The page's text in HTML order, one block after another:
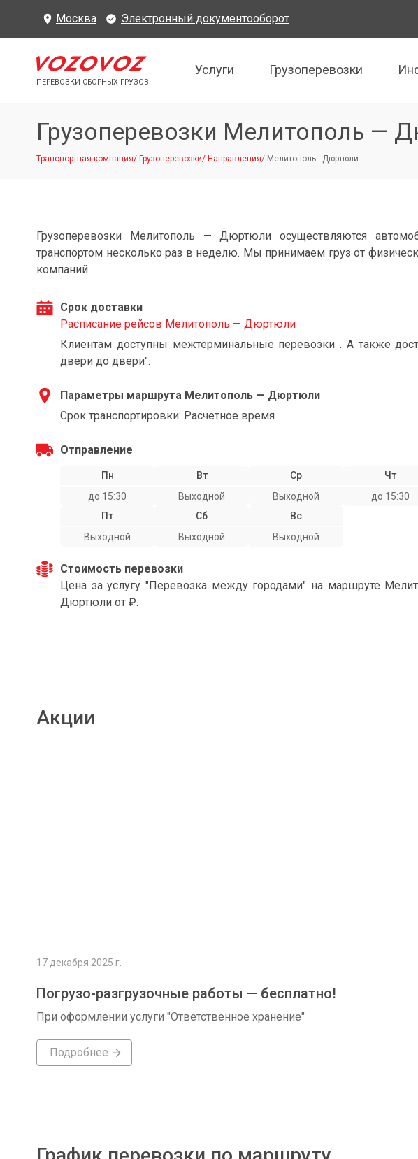
Москва Электронный документооборот
ПЕРЕВОЗКИ СБОРНЫХ ГРУЗОВ
Услуги Грузоперевозки
Грузоперевозки Мелитополь —
Транспортная компания/ Грузоперевозки/ Направления/ Мелитополь - Дюртюли
Грузоперевозки Мелитополь — Дюртюли осуществляются
транспортом несколько раз в неделю. Мы принимаем груз от
компаний.
Срок доставки
Расписание рейсов Мелитополь — Дюртюли
Клиентам доступны межтерминальные перевозки . А также
двери до двери".
Параметры маршрута Мелитополь — Дюртюли
Срок транспортировки: Расчетное время
Отправление
Пн
до 15:30
Вт
Выходной
Ср
Выходной
Чт
до 15:30
Пт
Выходной
Сб
Выходной
Вс
Выходной
Стоимость перевозки
Цена за услугу "Перевозка между городами" на маршруте
Дюртюли от ₽.
Акции
17 декабря 2025 г.
Погрузо-разгрузочные работы — бесплатно!
При оформлении услуги "Ответственное хранение"
Подробнее